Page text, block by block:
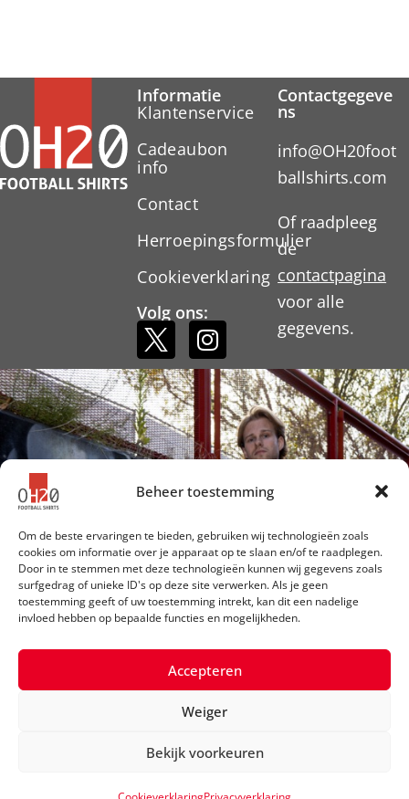
Beheer toestemming
Om de beste ervaringen te bieden, gebruiken wij technologieën zoals
cookies om informatie over je apparaat op te slaan en/of te raadplegen.
Door in te stemmen met deze technologieën kunnen wij gegevens zoals
surfgedrag of unieke ID's op deze site verwerken. Als je geen
toestemming geeft of uw toestemming intrekt, kan dit een nadelige
invloed hebben op bepaalde functies en mogelijkheden.
Accepteren
Weiger
Bekijk voorkeuren
Informatie
Klantenservice
Cadeaubon
info
Contact
Herroepingsformulier
Cookieverklaring
Volg ons:
Contactgegeve
ns
info@OH20foot
ballshirts.com
Of raadpleeg
de
contactpagina
voor alle
gegevens.
©2026 OH20 Football Shirts
Privacyverklaring